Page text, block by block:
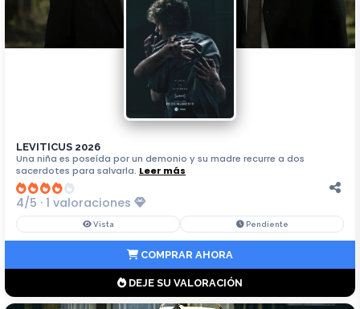
LEVITICUS 2026
Una niña es poseída por un demonio y su madre recurre a dos
sacerdotes para salvarla. Leer más
4/5 · 1 valoraciones
Vista Pendiente
COMPRAR AHORA
DEJE SU VALORACIÓN